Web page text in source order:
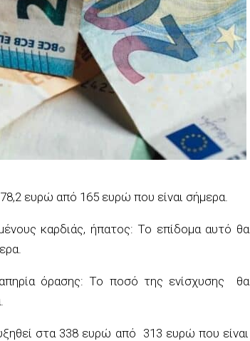
ευρώ από 165 ευρώ που είναι σήμερα.
καρδιάς, ήπατος: Το επίδομα αυτό θα
όρασης: Το ποσό της ενίσχυσης θα
στα 338 ευρώ από 313 ευρώ που είναι